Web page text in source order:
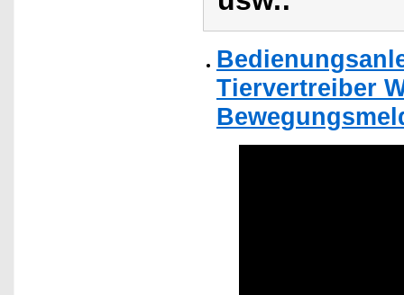
Tiervertreiber